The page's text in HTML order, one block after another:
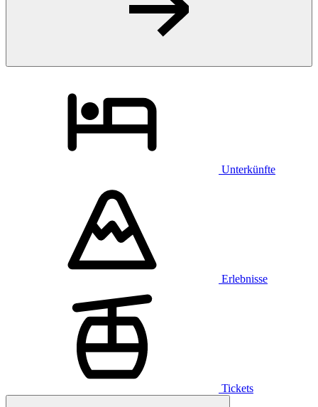
Unterkünfte
Erlebnisse
Tickets